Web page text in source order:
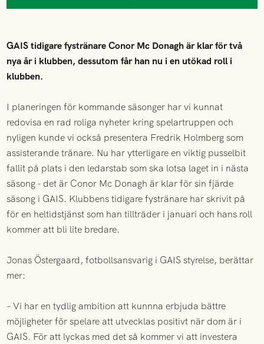
GAIS tidigare fystränare Conor Mc Donagh är klar för två
nya år i klubben, dessutom får han nu i en utökad roll i
klubben.
I planeringen för kommande säsonger har vi kunnat
redovisa en rad roliga nyheter kring spelartruppen och
nyligen kunde vi också presentera Fredrik Holmberg som
assisterande tränare. Nu har ytterligare en viktig pusselbit
fallit på plats i den ledarstab som ska lotsa laget in i nästa
säsong - det är Conor Mc Donagh är klar för sin fjärde
säsong i GAIS. Klubbens tidigare fystränare har skrivit på
för en heltidstjänst som han tillträder i januari och hans roll
kommer att bli lite bredare.
Jonas Östergaard, fotbollsansvarig i GAIS styrelse, berättar
mer:
– Vi har en tydlig ambition att kunnna erbjuda bättre
möjligheter för spelare att utvecklas positivt när dom är i
GAIS. För att lyckas med det så kommer vi att investera